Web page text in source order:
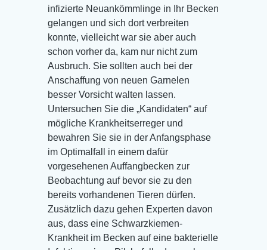
infizierte Neuankömmlinge in Ihr Becken
gelangen und sich dort verbreiten
konnte, vielleicht war sie aber auch
schon vorher da, kam nur nicht zum
Ausbruch. Sie sollten auch bei der
Anschaffung von neuen Garnelen
besser Vorsicht walten lassen.
Untersuchen Sie die „Kandidaten“ auf
mögliche Krankheitserreger und
bewahren Sie sie in der Anfangsphase
im Optimalfall in einem dafür
vorgesehenen Auffangbecken zur
Beobachtung auf bevor sie zu den
bereits vorhandenen Tieren dürfen.
Zusätzlich dazu gehen Experten davon
aus, dass eine Schwarzkiemen-
Krankheit im Becken auf eine bakterielle